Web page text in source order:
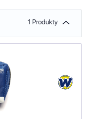
1 Produkty